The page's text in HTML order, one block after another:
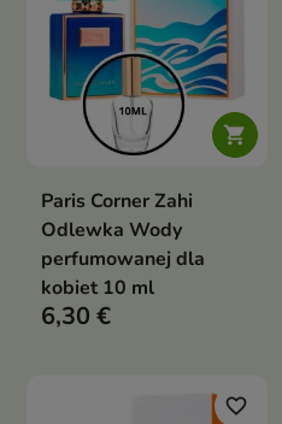

Paris Corner Zahi
Odlewka Wody
perfumowanej dla
kobiet 10 ml
6,30 €
favorite_border